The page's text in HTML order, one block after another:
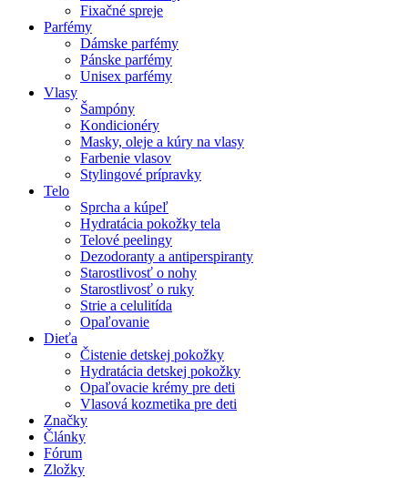
Fixačné spreje
Parfémy
Dámske parfémy
Pánske parfémy
Unisex parfémy
Vlasy
Šampóny
Kondicionéry
Masky, oleje a kúry na vlasy
Farbenie vlasov
Stylingové prípravky
Telo
Sprcha a kúpeľ
Hydratácia pokožky tela
Telové peelingy
Dezodoranty a antiperspiranty
Starostlivosť o nohy
Starostlivosť o ruky
Strie a celulitída
Opaľovanie
Dieťa
Čistenie detskej pokožky
Hydratácia detskej pokožky
Opaľovacie krémy pre deti
Vlasová kozmetika pre deti
Značky
Články
Fórum
Zložky